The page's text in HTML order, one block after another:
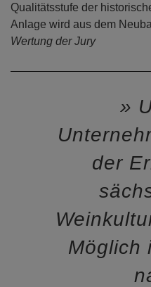
Qualitätsstufe der
Anlage wird aus dem
Wertung der Jury
der
Möglich